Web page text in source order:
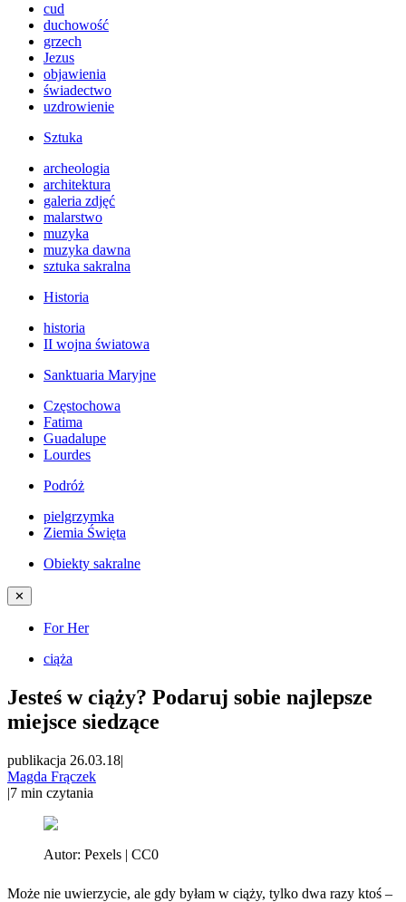
cud
duchowość
grzech
Jezus
objawienia
świadectwo
uzdrowienie
Sztuka
archeologia
architektura
galeria zdjęć
malarstwo
muzyka
muzyka dawna
sztuka sakralna
Historia
historia
II wojna światowa
Sanktuaria Maryjne
Częstochowa
Fatima
Guadalupe
Lourdes
Podróż
pielgrzymka
Ziemia Święta
Obiekty sakralne
✕
For Her
ciąża
Jesteś w ciąży? Podaruj sobie najlepsze
miejsce siedzące
publikacja 26.03.18|
Magda Frączek
|7 min czytania
Autor: Pexels | CC0
Może nie uwierzycie, ale gdy byłam w ciąży, tylko dwa razy ktoś –